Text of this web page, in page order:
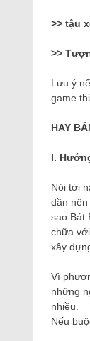
>> tậu
>>
Lưu ý
game
HAY
I.
Nói tới
dần
sao Bát
chữa
xây
Vì
những
nhiều.
Nếu